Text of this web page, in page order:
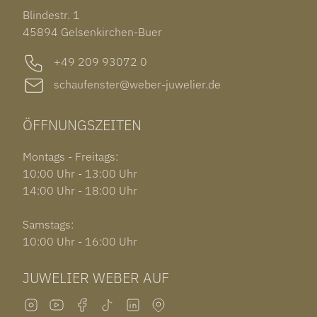
OUT OF COLLECTION
GARMIN VENU 3S
Blindestr. 1
45894 Gelsenkirchen-Buer
+49 209 93072 0
schaufenster@weber-juwelier.de
ÖFFNUNGSZEITEN
Montags - Freitags:
10:00 Uhr - 13:00 Uhr
14:00 Uhr - 18:00 Uhr
Samstags:
10:00 Uhr - 16:00 Uhr
JUWELIER WEBER AUF